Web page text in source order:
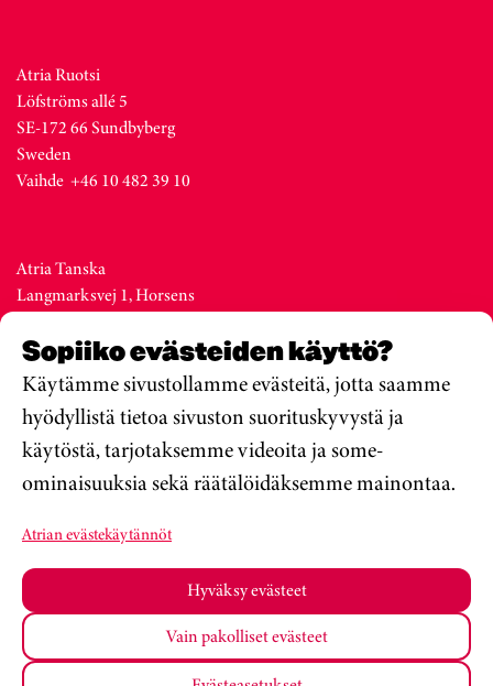
Sopiiko evästeiden käyttö?
Käytämme sivustollamme evästeitä, jotta saamme
hyödyllistä tietoa sivuston suorituskyvystä ja
käytöstä, tarjotaksemme videoita ja some-
ominaisuuksia sekä räätälöidäksemme mainontaa.
Atrian evästekäytännöt
Hyväksy evästeet
Vain pakolliset evästeet
Atria Ruotsi
Löfströms allé 5
SE-172 66 Sundbyberg
Sweden
Vaihde +46 10 482 39 10
Atria Tanska
Langmarksvej 1, Horsens
Denmark
Vaihde +45 76 28 25 00
Atria Viro
Metsa str. 19, Valga
Estonia
Vaihde +372 76 79 900
Atria Oyj KoulumateriaalitTietosuojakäytäntö